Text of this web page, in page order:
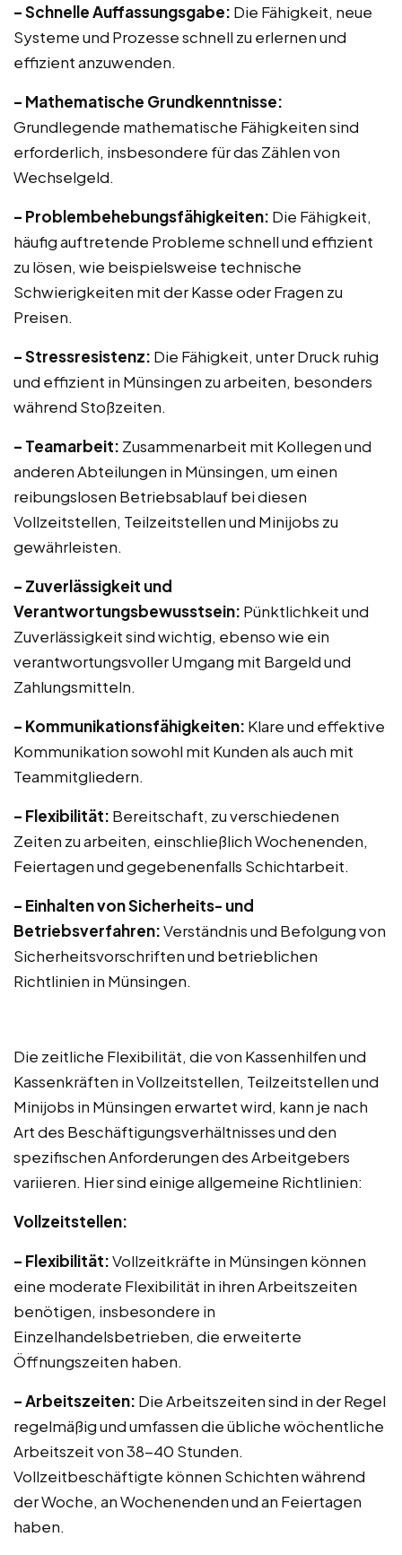
– Schnelle Auffassungsgabe: Die Fähigkeit, neue
Systeme und Prozesse schnell zu erlernen und
effizient anzuwenden.
– Mathematische Grundkenntnisse:
Grundlegende mathematische Fähigkeiten sind
erforderlich, insbesondere für das Zählen von
Wechselgeld.
– Problembehebungsfähigkeiten: Die Fähigkeit,
häufig auftretende Probleme schnell und effizient
zu lösen, wie beispielsweise technische
Schwierigkeiten mit der Kasse oder Fragen zu
Preisen.
– Stressresistenz: Die Fähigkeit, unter Druck ruhig
und effizient in Münsingen zu arbeiten, besonders
während Stoßzeiten.
– Teamarbeit: Zusammenarbeit mit Kollegen und
anderen Abteilungen in Münsingen, um einen
reibungslosen Betriebsablauf bei diesen
Vollzeitstellen, Teilzeitstellen und Minijobs zu
gewährleisten.
– Zuverlässigkeit und
Verantwortungsbewusstsein: Pünktlichkeit und
Zuverlässigkeit sind wichtig, ebenso wie ein
verantwortungsvoller Umgang mit Bargeld und
Zahlungsmitteln.
– Kommunikationsfähigkeiten: Klare und effektive
Kommunikation sowohl mit Kunden als auch mit
Teammitgliedern.
– Flexibilität: Bereitschaft, zu verschiedenen
Zeiten zu arbeiten, einschließlich Wochenenden,
Feiertagen und gegebenenfalls Schichtarbeit.
– Einhalten von Sicherheits- und
Betriebsverfahren:Verständnis und Befolgung von
Sicherheitsvorschriften und betrieblichen
Richtlinien in Münsingen.
Die zeitliche Flexibilität, die von Kassenhilfen und
Kassenkräften in Vollzeitstellen, Teilzeitstellen und
Minijobs in Münsingen erwartet wird, kann je nach
Art des Beschäftigungsverhältnisses und den
spezifischen Anforderungen des Arbeitgebers
variieren. Hier sind einige allgemeine Richtlinien:
Vollzeitstellen:
– Flexibilität:Vollzeitkräfte in Münsingen können
eine moderate Flexibilität in ihren Arbeitszeiten
benötigen, insbesondere in
Einzelhandelsbetrieben, die erweiterte
Öffnungszeiten haben.
– Arbeitszeiten: Die Arbeitszeiten sind in der Regel
regelmäßig und umfassen die übliche wöchentliche
Arbeitszeit von 38-40 Stunden.
Vollzeitbeschäftigte können Schichten während
der Woche, an Wochenenden und an Feiertagen
haben.